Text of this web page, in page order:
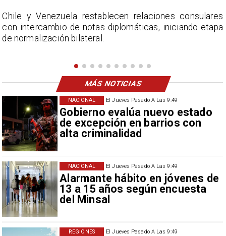
El Jueves Pasado A Las 9:49
Gobierno evalúa nuevo estado
de excepción en barrios con
alta criminalidad
NACIONAL
El Jueves Pasado A Las 9:49
Alarmante hábito en jóvenes de
13 a 15 años según encuesta
del Minsal
NACIONAL
El Jueves Pasado A Las 9:49
REGIONES
La Confederación Nacional de Ferias Libres (ASOF)
considera inaceptable que se refieran a Fabiola
Campillai como 'señora de feria', expresión utilizada
MÁS NOTICIAS